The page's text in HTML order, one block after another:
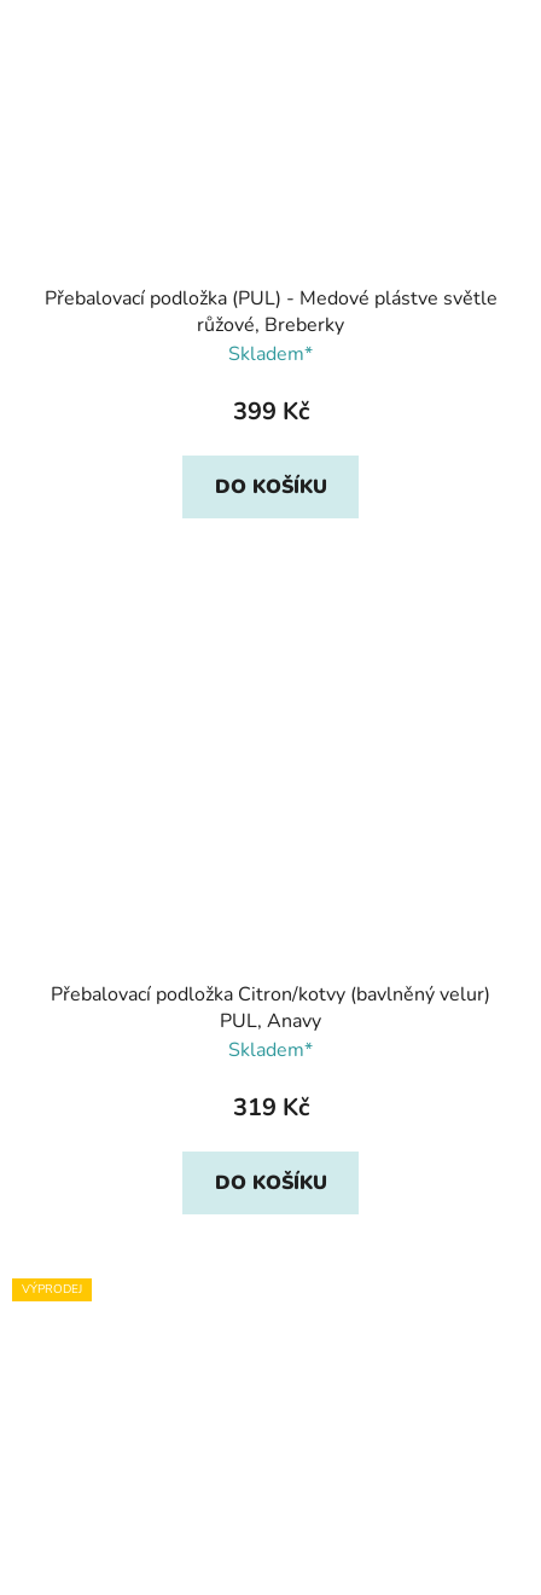
Přebalovací podložka (PUL) - Medové plástve světle
růžové, Breberky
Skladem*
399 Kč
DO KOŠÍKU
Přebalovací podložka Citron/kotvy (bavlněný velur)
PUL, Anavy
Skladem*
319 Kč
DO KOŠÍKU
VÝPRODEJ